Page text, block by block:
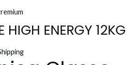
HIGH ENERGY 12KG